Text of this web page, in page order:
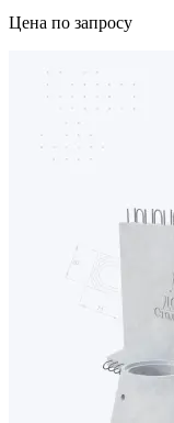
Цена по запросу